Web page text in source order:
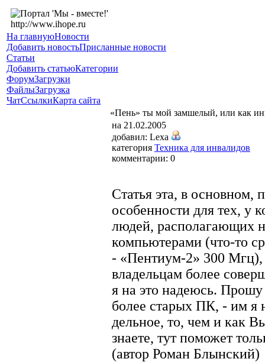
На главнуюНовости
Добавить новостьПрисланные новости
Статьи
Добавить статьюКатегории
ФорумЗагрузки
ФайлыЗагрузка
ЧатСсылкиКарта сайта
«Пень» ты мой замшелый, или как
на 21.02.2005
добавил: Lexa
категория Техника для инвалидов
комментарии: 0
Статья эта, в основном,
особенности для тех, у
людей, располагающих
компьютерами (что-то
- «Пентиум-2» 300 Мгц),
владельцам более
я на это надеюсь.
более старых ПК, - им я
дельное, то, чем и как
знаете, тут поможет
(автор Роман Блынский)